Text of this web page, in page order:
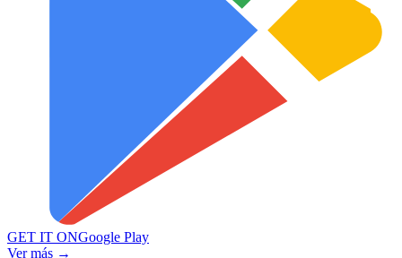
GET IT ONGoogle Play
Ver más →